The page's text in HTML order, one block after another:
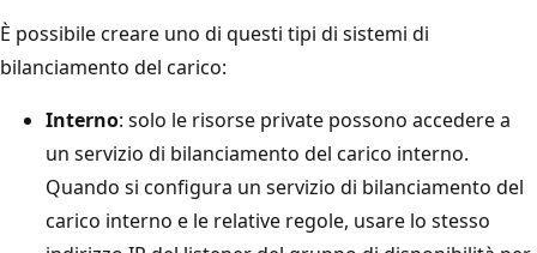
È possibile creare uno di questi tipi di sistemi di
bilanciamento del carico:
Interno: solo le risorse private possono accedere a
un servizio di bilanciamento del carico interno.
Quando si configura un servizio di bilanciamento del
carico interno e le relative regole, usare lo stesso